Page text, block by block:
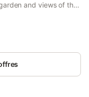
and views of the
free private
private entrance.